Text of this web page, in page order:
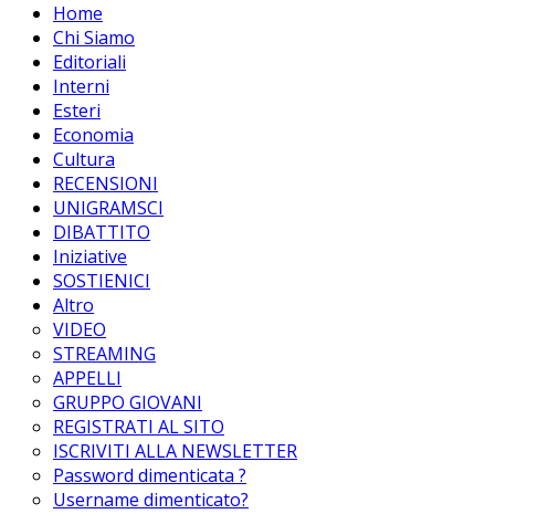
Home
Chi Siamo
Editoriali
Interni
Esteri
Economia
Cultura
RECENSIONI
UNIGRAMSCI
DIBATTITO
Iniziative
SOSTIENICI
Altro
VIDEO
STREAMING
APPELLI
GRUPPO GIOVANI
REGISTRATI AL SITO
ISCRIVITI ALLA NEWSLETTER
Password dimenticata ?
Username dimenticato?